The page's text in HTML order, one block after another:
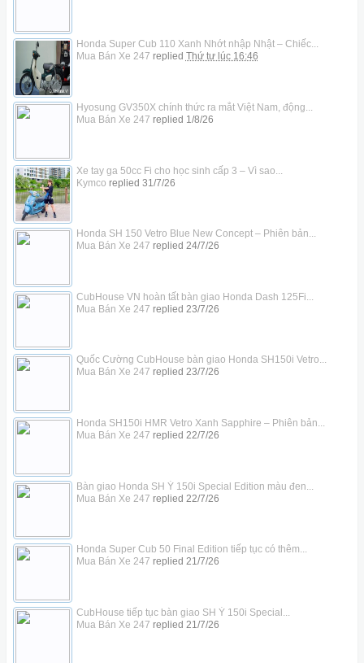
Honda Super Cub 110 Xanh Nhớt nhập Nhật – Chiếc...
Mua Bán Xe 247 replied Thứ tư lúc 16:46
Hyosung GV350X chính thức ra mắt Việt Nam, động...
Mua Bán Xe 247 replied 1/8/26
Xe tay ga 50cc Fi cho học sinh cấp 3 – Vì sao...
Kymco replied 31/7/26
Honda SH 150 Vetro Blue New Concept – Phiên bản...
Mua Bán Xe 247 replied 24/7/26
CubHouse VN hoàn tất bàn giao Honda Dash 125Fi...
Mua Bán Xe 247 replied 23/7/26
Quốc Cường CubHouse bàn giao Honda SH150i Vetro...
Mua Bán Xe 247 replied 23/7/26
Honda SH150i HMR Vetro Xanh Sapphire – Phiên bản...
Mua Bán Xe 247 replied 22/7/26
Bàn giao Honda SH Ý 150i Special Edition màu đen...
Mua Bán Xe 247 replied 22/7/26
Honda Super Cub 50 Final Edition tiếp tục có thêm...
Mua Bán Xe 247 replied 21/7/26
CubHouse tiếp tục bàn giao SH Ý 150i Special...
Mua Bán Xe 247 replied 21/7/26